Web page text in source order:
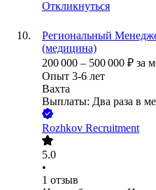
Откликнуться
Региональный
(медицина)
200 000 – 500 000 ₽ за
Опыт 3-6 лет
Вахта
Выплаты: Два раза в
Rozhkov Recruitment
5.0
•
1 отзыв